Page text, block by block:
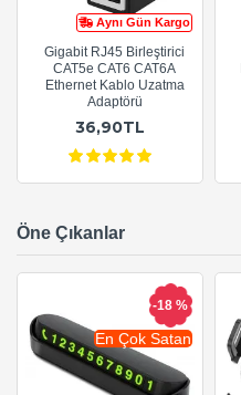
Aynı Gün Kargo
Gigabit RJ45 Birleştirici
CAT5e CAT6 CAT6A
Ethernet Kablo Uzatma
Adaptörü
36,90TL
Öne Çıkanlar
En Çok Satan
-18 %